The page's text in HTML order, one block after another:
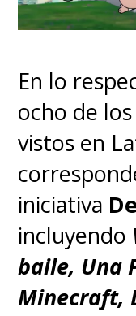
En lo
ocho de
vistos en
iniciativa
incluyendo
baile, Una
Minecraft,